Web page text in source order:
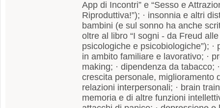
App di Incontri” e “Sesso e
Riproduttiva!”); · insonnia e altri
bambini (e sul sonno ha anche
oltre al libro “I sogni - da Freud
psicologiche e psicobiologiche”); ·
in ambito familiare e lavorativo; ·
making; · dipendenza da tabacco;
crescita personale, miglioramento
relazioni interpersonali; · brain
memoria e di altre funzioni